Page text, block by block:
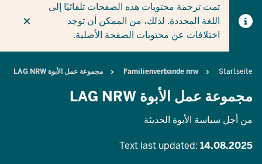
تمت ترجمة محتويات هذه الصفحات تلقائيًا إلى
اللغة المحددة. لذلك، من الممكن أن توجد
اختلافات عن محتويات الصفحة الأصلية.
Breadcrumb
Startseite
Familienverbande nrw مجموعة عمل الأبوة LAG NRW
مجموعة عمل الأبوة LAG NRW
من أجل سياسة الأبوة الحديثة
Text last updated: 14.08.2025